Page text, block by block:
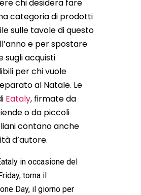
chi desidera fare
categoria di prodotti
sulle tavole di questo
e per spostare
sugli acquisti
per chi vuole
al Natale. Le
Eataly, firmate da
o da piccoli
contano anche
d’autore.